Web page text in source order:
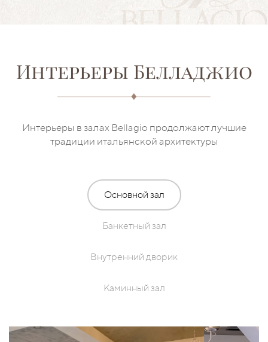
Интерьеры Белладжио
Интерьеры в залах Bellagio продолжают лучшие
традиции итальянской архитектуры
Основной зал
Банкетный зал
Внутренний дворик
Каминный зал